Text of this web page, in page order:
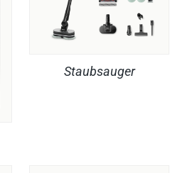
Staubsauger